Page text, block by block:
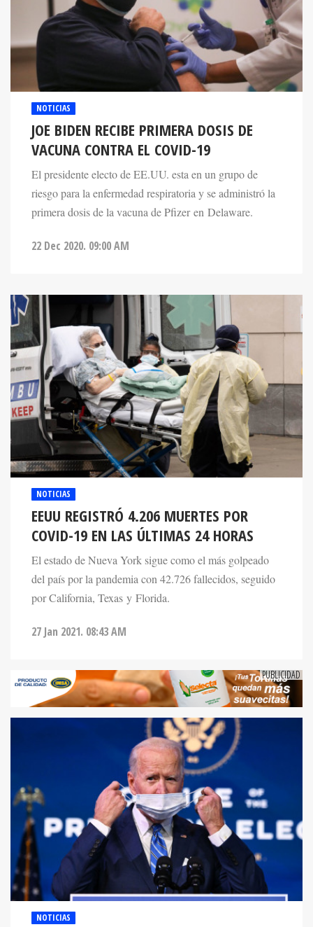
NOTICIAS
JOE BIDEN RECIBE PRIMERA DOSIS DE
VACUNA CONTRA EL COVID-19
El presidente electo de EE.UU. esta en un grupo de
riesgo para la enfermedad respiratoria y se administró la
primera dosis de la vacuna de Pfizer en Delaware.
22 Dec 2020. 09:00 AM
NOTICIAS
EEUU REGISTRÓ 4.206 MUERTES POR
COVID-19 EN LAS ÚLTIMAS 24 HORAS
El estado de Nueva York sigue como el más golpeado
del país por la pandemia con 42.726 fallecidos, seguido
por California, Texas y Florida.
27 Jan 2021. 08:43 AM
NOTICIAS